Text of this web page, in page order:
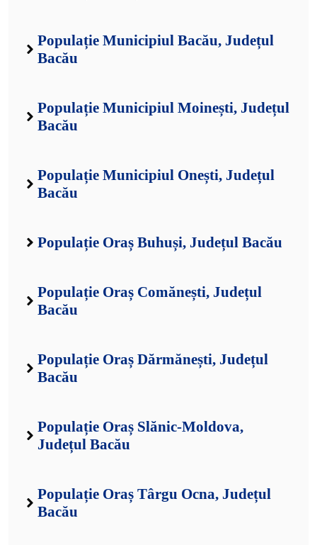
Populație Municipiul Bacău, Județul
Bacău
Populație Municipiul Moinești, Județul
Bacău
Populație Municipiul Onești, Județul
Bacău
Populație Oraș Buhuși, Județul Bacău
Populație Oraș Comănești, Județul
Bacău
Populație Oraș Dărmănești, Județul
Bacău
Populație Oraș Slănic-Moldova,
Județul Bacău
Populație Oraș Târgu Ocna, Județul
Bacău